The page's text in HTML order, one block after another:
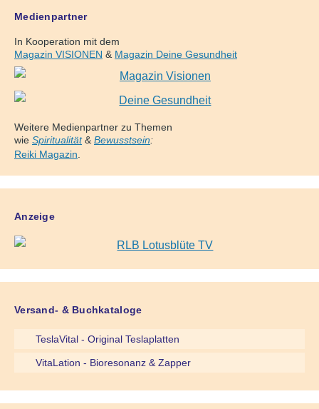
Medienpartner
In Kooperation mit dem
Magazin VISIONEN & Magazin Deine Gesundheit
Weitere Medienpartner zu Themen
wie Spiritualität& Bewusstsein:
Reiki Magazin.
Anzeige
Versand- & Buchkataloge
TeslaVital - Original Teslaplatten
VitaLation - Bioresonanz & Zapper